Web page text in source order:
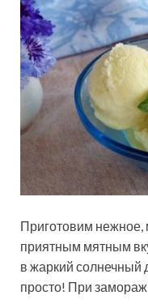
Приготовим нежное,
приятным мятным
в жаркий солнечный
просто! При